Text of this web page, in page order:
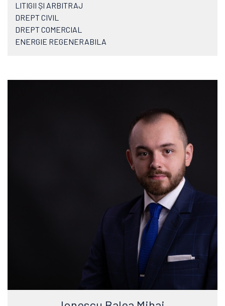
LITIGII ȘI ARBITRAJ
DREPT CIVIL
DREPT COMERCIAL
ENERGIE REGENERABILA